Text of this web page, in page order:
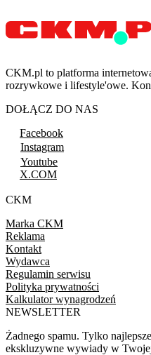
CKM.pl to platforma
rozrywkowe i lifestyle'owe.
DOŁĄCZ DO NAS
Facebook
Instagram
Youtube
X.COM
CKM
Marka CKM
Reklama
Kontakt
Wydawca
Regulamin serwisu
Polityka prywatności
Kalkulator wynagrodzeń
NEWSLETTER
Żadnego spamu. Tylko
ekskluzywne wywiady w